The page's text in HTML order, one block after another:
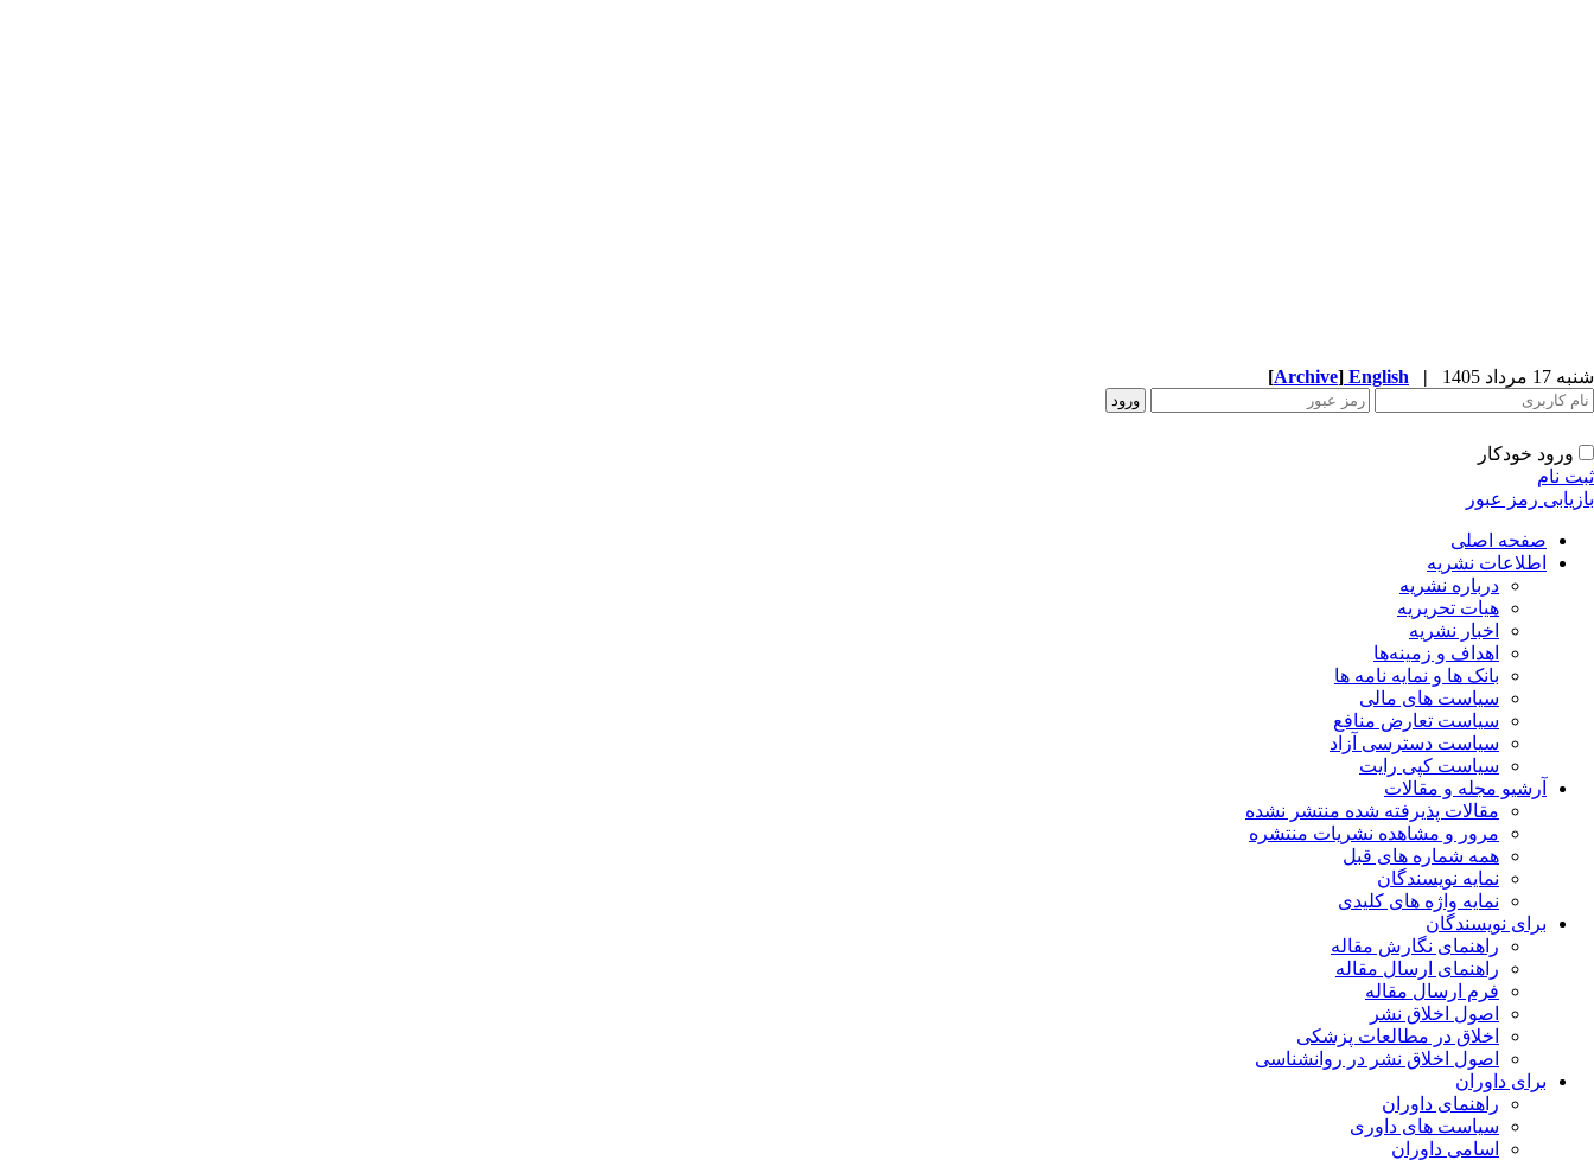
شنبه 17 مرداد 1405 |
English
[Archive]
ورود خودکار
ثبت نام
بازیابی رمز عبور
صفحه اصلی
اطلاعات نشریه
درباره نشریه
هیات تحریریه
اخبار نشریه
اهداف و زمینه‌ها
بانک ها و نمایه نامه ها
سیاست های مالی
سیاست تعارض منافع
سیاست دسترسی آزاد
سیاست کپی رایت
آرشیو مجله و مقالات
مقالات پذیرفته شده منتشر نشده
مرور و مشاهده نشریات منتشره
همه شماره های قبل
نمایه نویسندگان
نمایه واژه های کلیدی
برای نویسندگان
راهنمای نگارش مقاله
راهنمای ارسال مقاله
فرم ارسال مقاله
اصول اخلاق نشر
اخلاق در مطالعات پزشکی
اصول اخلاق نشر در روانشناسی
برای داوران
راهنمای داوران
سیاست های داوری
اسامی داوران